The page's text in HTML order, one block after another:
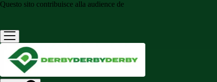
Questo sito contribuisce alla audience de